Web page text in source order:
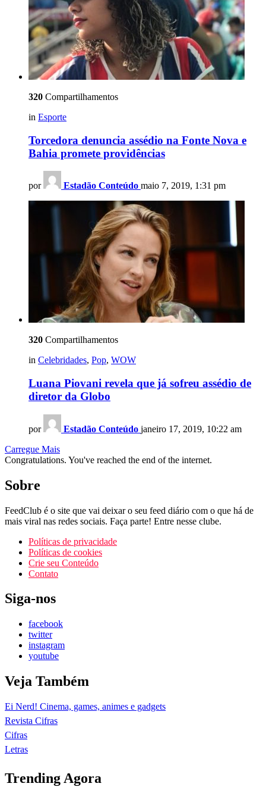
320 Compartilhamentos
in Esporte
Torcedora denuncia assédio na Fonte Nova e
Bahia promete providências
por Estadão Conteúdo maio 7, 2019, 1:31 pm
320 Compartilhamentos
in Celebridades, Pop, WOW
Luana Piovani revela que já sofreu assédio de
diretor da Globo
por Estadão Conteúdo janeiro 17, 2019, 10:22 am
Carregue Mais
Congratulations. You've reached the end of the internet.
Sobre
FeedClub é o site que vai deixar o seu feed diário com o que há de
mais viral nas redes sociais. Faça parte! Entre nesse clube.
Políticas de privacidade
Políticas de cookies
Crie seu Conteúdo
Contato
Siga-nos
facebook
twitter
instagram
youtube
Veja Também
Ei Nerd! Cinema, games, animes e gadgets
Revista Cifras
Cifras
Letras
Trending Agora